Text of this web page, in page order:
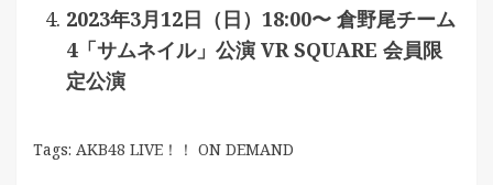
2023年3月12日（日）18:00〜 倉野尾チーム
4「サムネイル」公演 VR SQUARE 会員限
定公演
Tags: AKB48 LIVE！！ ON DEMAND